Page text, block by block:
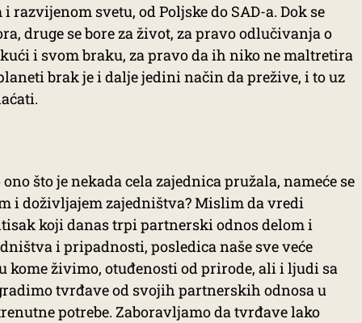
razvijenom svetu, od Poljske do SAD-a. Dok se
druge se bore za život, za pravo odlučivanja o
i svom braku, za pravo da ih niko ne maltretira
brak je i dalje jedini način da prežive, i to uz
što je nekada cela zajednica pružala, nameće se
i doživljajem zajedništva? Mislim da vredi
koji danas trpi partnerski odnos delom i
i pripadnosti, posledica naše sve veće
kome živimo, otuđenosti od prirode, ali i ljudi sa
tvrđave od svojih partnerskih odnosa u
potrebe. Zaboravljamo da tvrđave lako